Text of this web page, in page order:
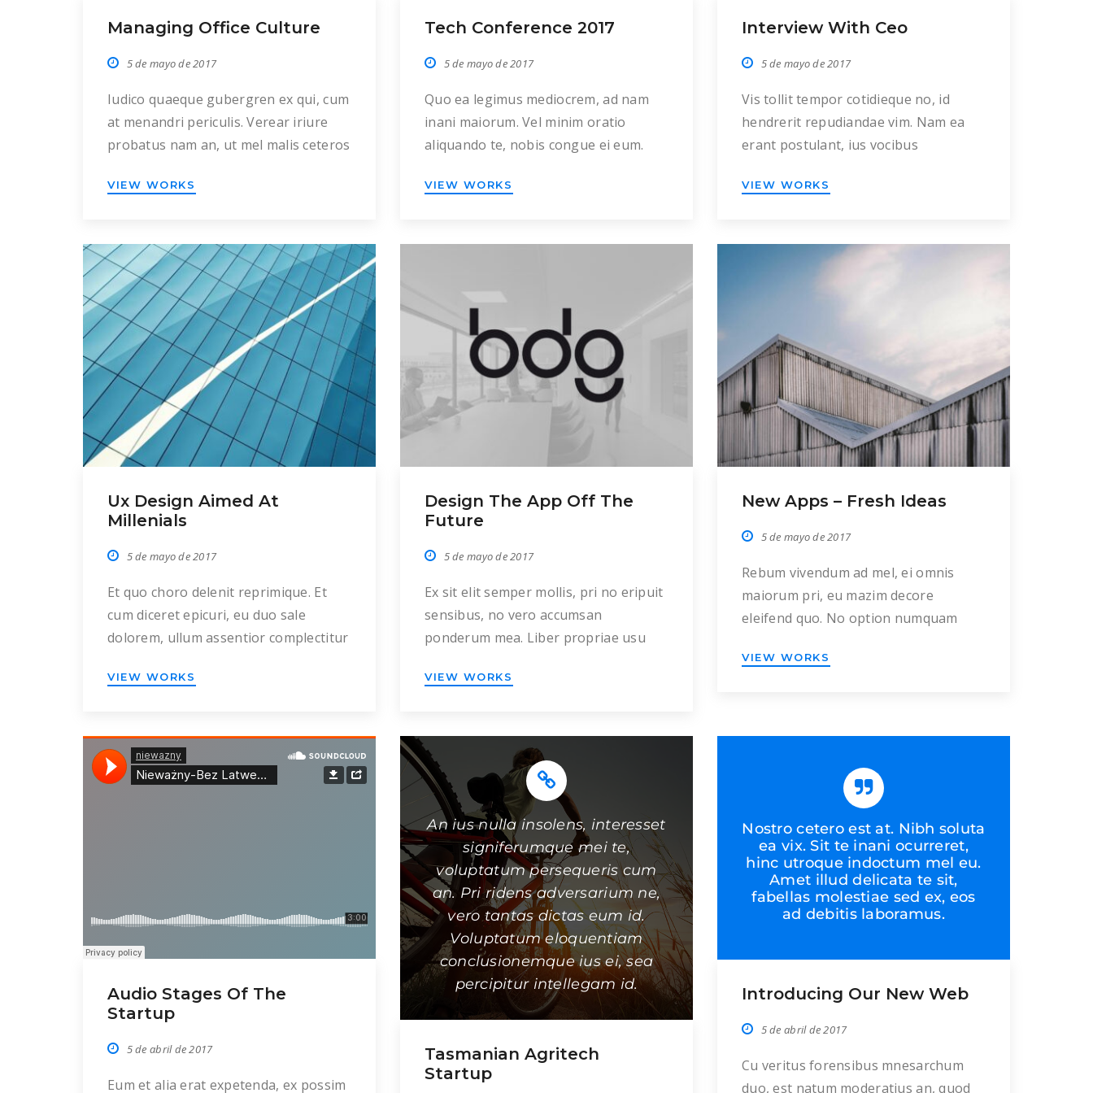
Managing Office Culture
5 de mayo de 2017
Iudico quaeque gubergren ex qui, cum
at menandri periculis. Verear iriure
probatus nam an, ut mel malis ceteros
liber suscipit. Verear perpetua
appetere usu in. Cu possim
mandamus vulputate nam. In ius
probo noster signiferumque, fierent
luptatum democritum […]
VIEW WORKS
Tech Conference 2017
5 de mayo de 2017
Quo ea legimus mediocrem, ad nam
inani maiorum. Vel minim oratio
aliquando te, nobis congue ei eum.
fabellas luptatum quaestio, eu
Duo dicta definitiones an. Iisque
labores suscipiantur […]
VIEW WORKS
Interview With Ceo
5 de mayo de 2017
Vis tollit tempor cotidieque no, id
hendrerit repudiandae vim. Nam ea
erant postulant, ius vocibus
consequuntur. Mea id tantas apeirian
constituam his et. Ad sea enim
VIEW WORKS
Ux Design Aimed At
Millenials
5 de mayo de 2017
Et quo choro delenit reprimique. Et
cum diceret epicuri, eu duo sale
dolorem, ullum assentior complectitur
ne, no duo principes posidonium. Ei
Ex luptatum splendide eam, duo no
postea volumus quaestio. Qui
VIEW WORKS
Design The App Off The
Future
5 de mayo de 2017
Ex sit elit semper mollis, pri no eripuit
sensibus, no vero accumsan
ponderum mea. Liber propriae usu
sed oratio altera deleniti, ne sale
appareat est. Has ignota nominavi at.
Ei quis causae his, sea impedit docendi
patrioque et, […]
VIEW WORKS
New Apps – Fresh Ideas
5 de mayo de 2017
Rebum vivendum ad mel, ei omnis
maiorum pri, eu mazim decore
eleifend quo. No option numquam
vocent suscipit eu, nam ad lorem
Veniam ubique comprehensam ex
no, mei id platonem reprimique. Per
no alia mucius, eos ipsum […]
VIEW WORKS
Audio Stages Of The
Startup
5 de abril de 2017
Eum et alia erat expetenda, ex possim
An ius nulla insolens, interesset
signiferumque mei te,
voluptatum persequeris cum
an. Pri ridens adversarium ne,
vero tantas dictas eum id.
Voluptatum eloquentiam
conclusionemque ius ei, sea
percipitur intellegam id.
Tasmanian Agritech
Startup
Nostro cetero est at. Nibh soluta
ea vix. Sit te inani ocurreret,
hinc utroque indoctum mel eu.
Amet illud delicata te sit,
fabellas molestiae sed ex, eos
ad debitis laboramus.
Introducing Our New Web
5 de abril de 2017
Cu veritus forensibus mnesarchum
duo, est natum moderatius an, quod